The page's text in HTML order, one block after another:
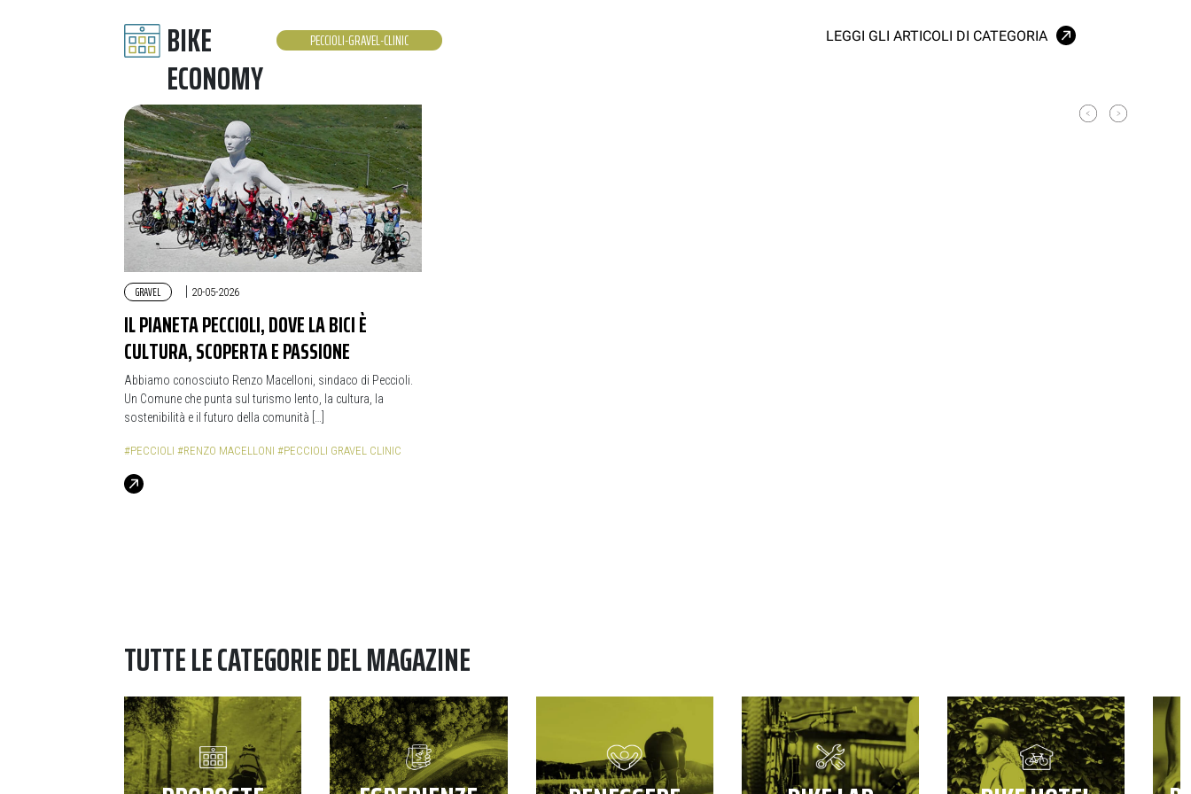
BIKE
ECONOMY
PECCIOLI-GRAVEL-CLINIC LEGGI GLI ARTICOLI DI CATEGORIA
GRAVEL | 20-05-2026
IL PIANETA PECCIOLI, DOVE LA BICI È
CULTURA, SCOPERTA E PASSIONE
Abbiamo conosciuto Renzo Macelloni, sindaco di Peccioli.
Un Comune che punta sul turismo lento, la cultura, la
sostenibilità e il futuro della comunità […]
#PECCIOLI #RENZO MACELLONI #PECCIOLI GRAVEL CLINIC
TUTTE LE CATEGORIE DEL MAGAZINE